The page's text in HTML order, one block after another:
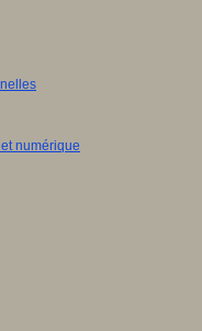
numérique